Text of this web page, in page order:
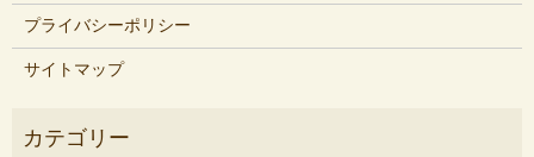
プライバシーポリシー
サイトマップ